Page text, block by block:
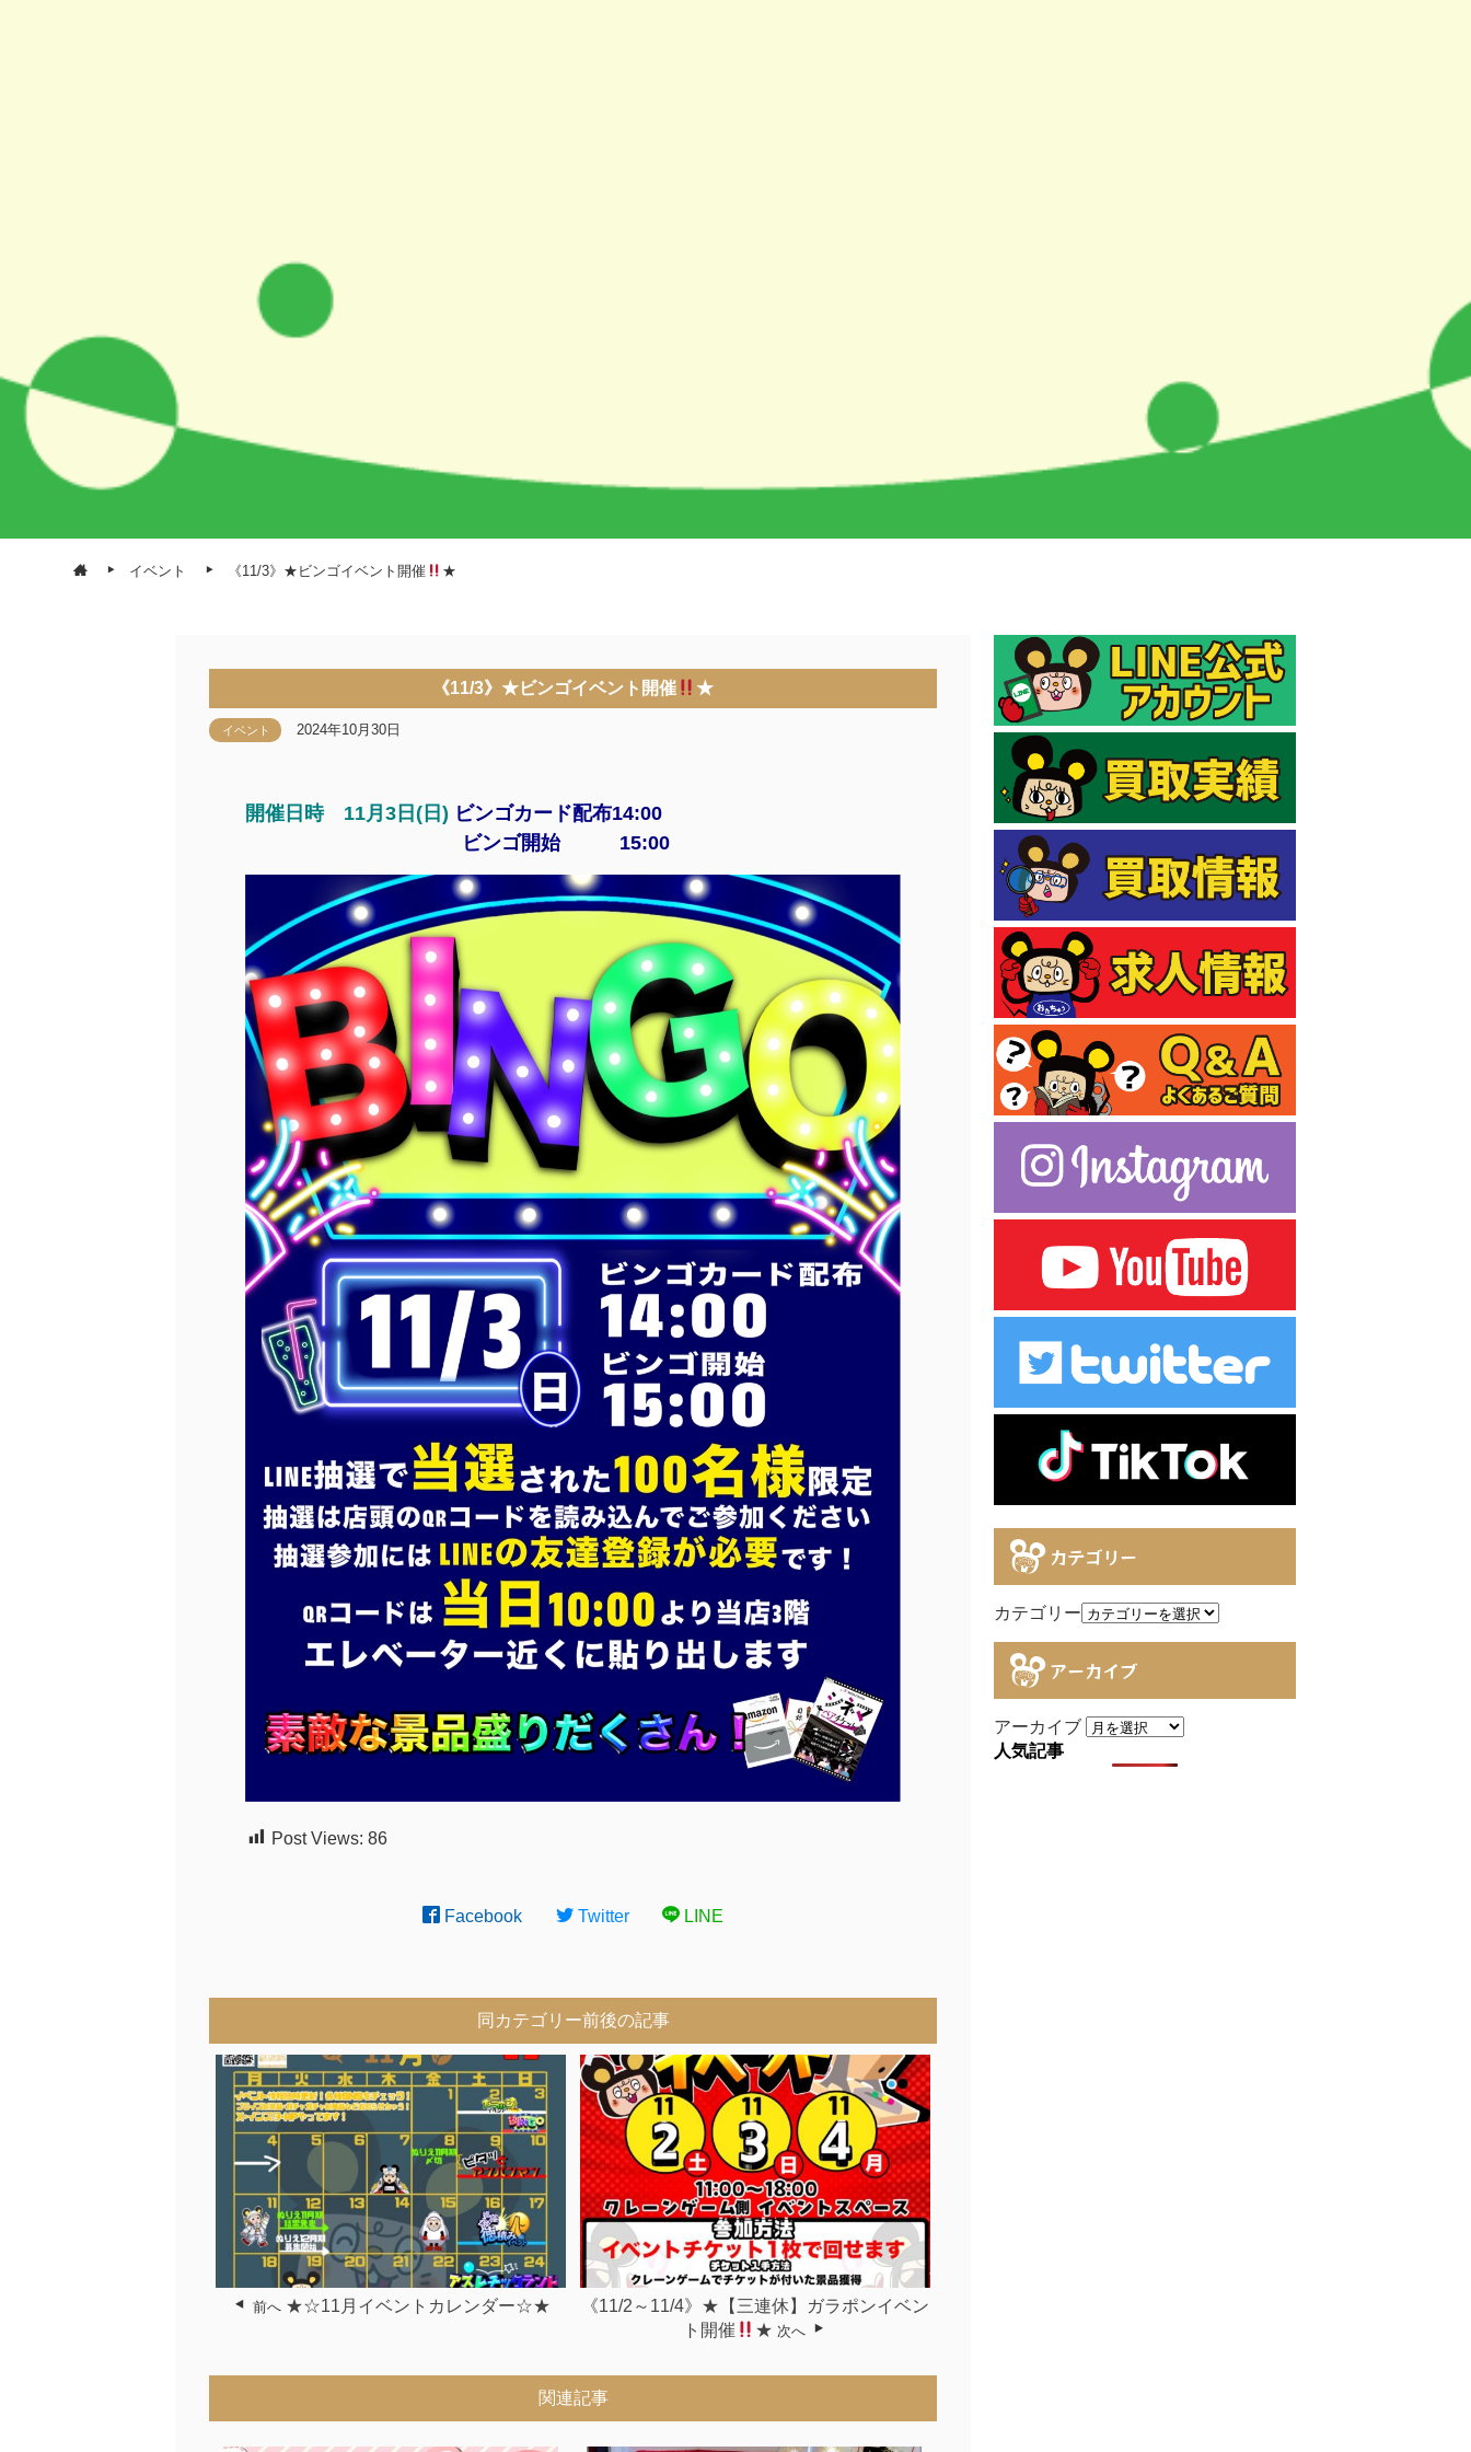
イベント 《11/3》★ビンゴイベント開催 ★
《11/3》★ビンゴイベント開催 ★
イベント 2024年10月30日
開催日時 11月3日(日) ビンゴカード配布14:00
ビンゴ開始 15:00
Post Views: 86
Facebook Twitter LINE
同カテゴリー前後の記事
前へ ★☆11月イベントカレンダー☆★
《11/2～11/4》★【三連休】ガラポンイベン
ト開催
★ 次へ
関連記事
カテゴリー
カテゴリー
アーカイブ
アーカイブ
人気記事